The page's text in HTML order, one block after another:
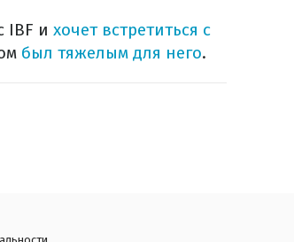
IBF и хочет встретиться с
был тяжелым для него.